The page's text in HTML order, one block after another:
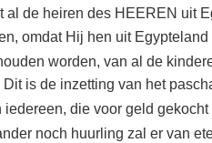
de heiren des HEEREN uit
omdat Hij hen uit
worden, van al de
is de inzetting van het
iedereen, die voor geld
noch huurling zal er van